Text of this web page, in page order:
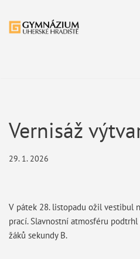
Přeskočit
Vernisáž
29. 1. 2026
V pátek 28. listopadu ožil vestibul
prací. Slavnostní atmosféru
žáků sekundy B.